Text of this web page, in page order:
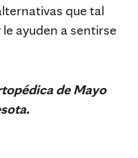
que tal
ayuden a sentirse
de Mayo